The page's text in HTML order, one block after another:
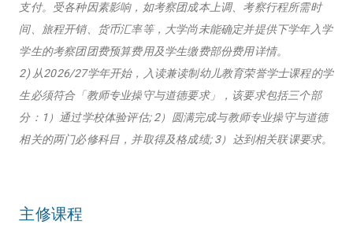
支付。受各种因素影响，如考察团成本上调、考察行程所需时
间、旅程开销、货币汇率等，大学尚未能确定并提供下学年入学
学生的考察团团费预算费用及学生缴费部份费用详情。
2) 从2026/27学年开始，入读兼读制幼儿教育荣誉学士课程的学
生必须符合「教师专业操守与道德要求」，该要求包括三个部
分：1）通过学校体验评估; 2）圆满完成与教师专业操守与道德
相关的两门必修科目，并取得及格成绩; 3）达到相关联课要求。
主修课程